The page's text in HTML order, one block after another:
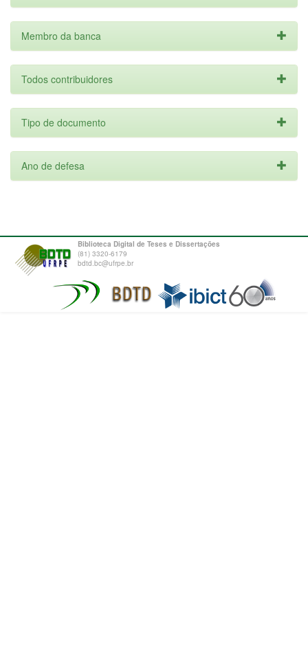
Membro da banca
Todos contribuidores
Tipo de documento
Ano de defesa
Biblioteca Digital de Teses e Dissertações
(81) 3320-6179
bdtd.bc@ufrpe.br